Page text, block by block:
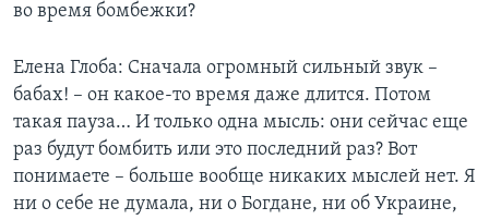
во время бомбежки?
Елена Глоба: Сначала огромный сильный звук –
бабах! – он какое-то время даже длится. Потом
такая пауза… И только одна мысль: они сейчас еще
раз будут бомбить или это последний раз? Вот
понимаете – больше вообще никаких мыслей нет. Я
ни о себе не думала, ни о Богдане, ни об Украине,